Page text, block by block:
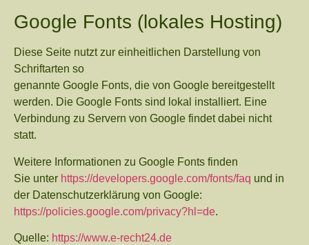
Google Fonts (lokales Hosting)
Diese Seite nutzt zur einheitlichen Darstellung von
Schriftarten so
genannte Google Fonts, die von Google bereitgestellt
werden. Die Google Fonts sind lokal installiert. Eine
Verbindung zu Servern von Google findet dabei nicht
statt.
Weitere Informationen zu Google Fonts finden
Sie unter https://developers.google.com/fonts/faq und in
der Datenschutzerklärung von Google:
https://policies.google.com/privacy?hl=de.
Quelle: https://www.e-recht24.de